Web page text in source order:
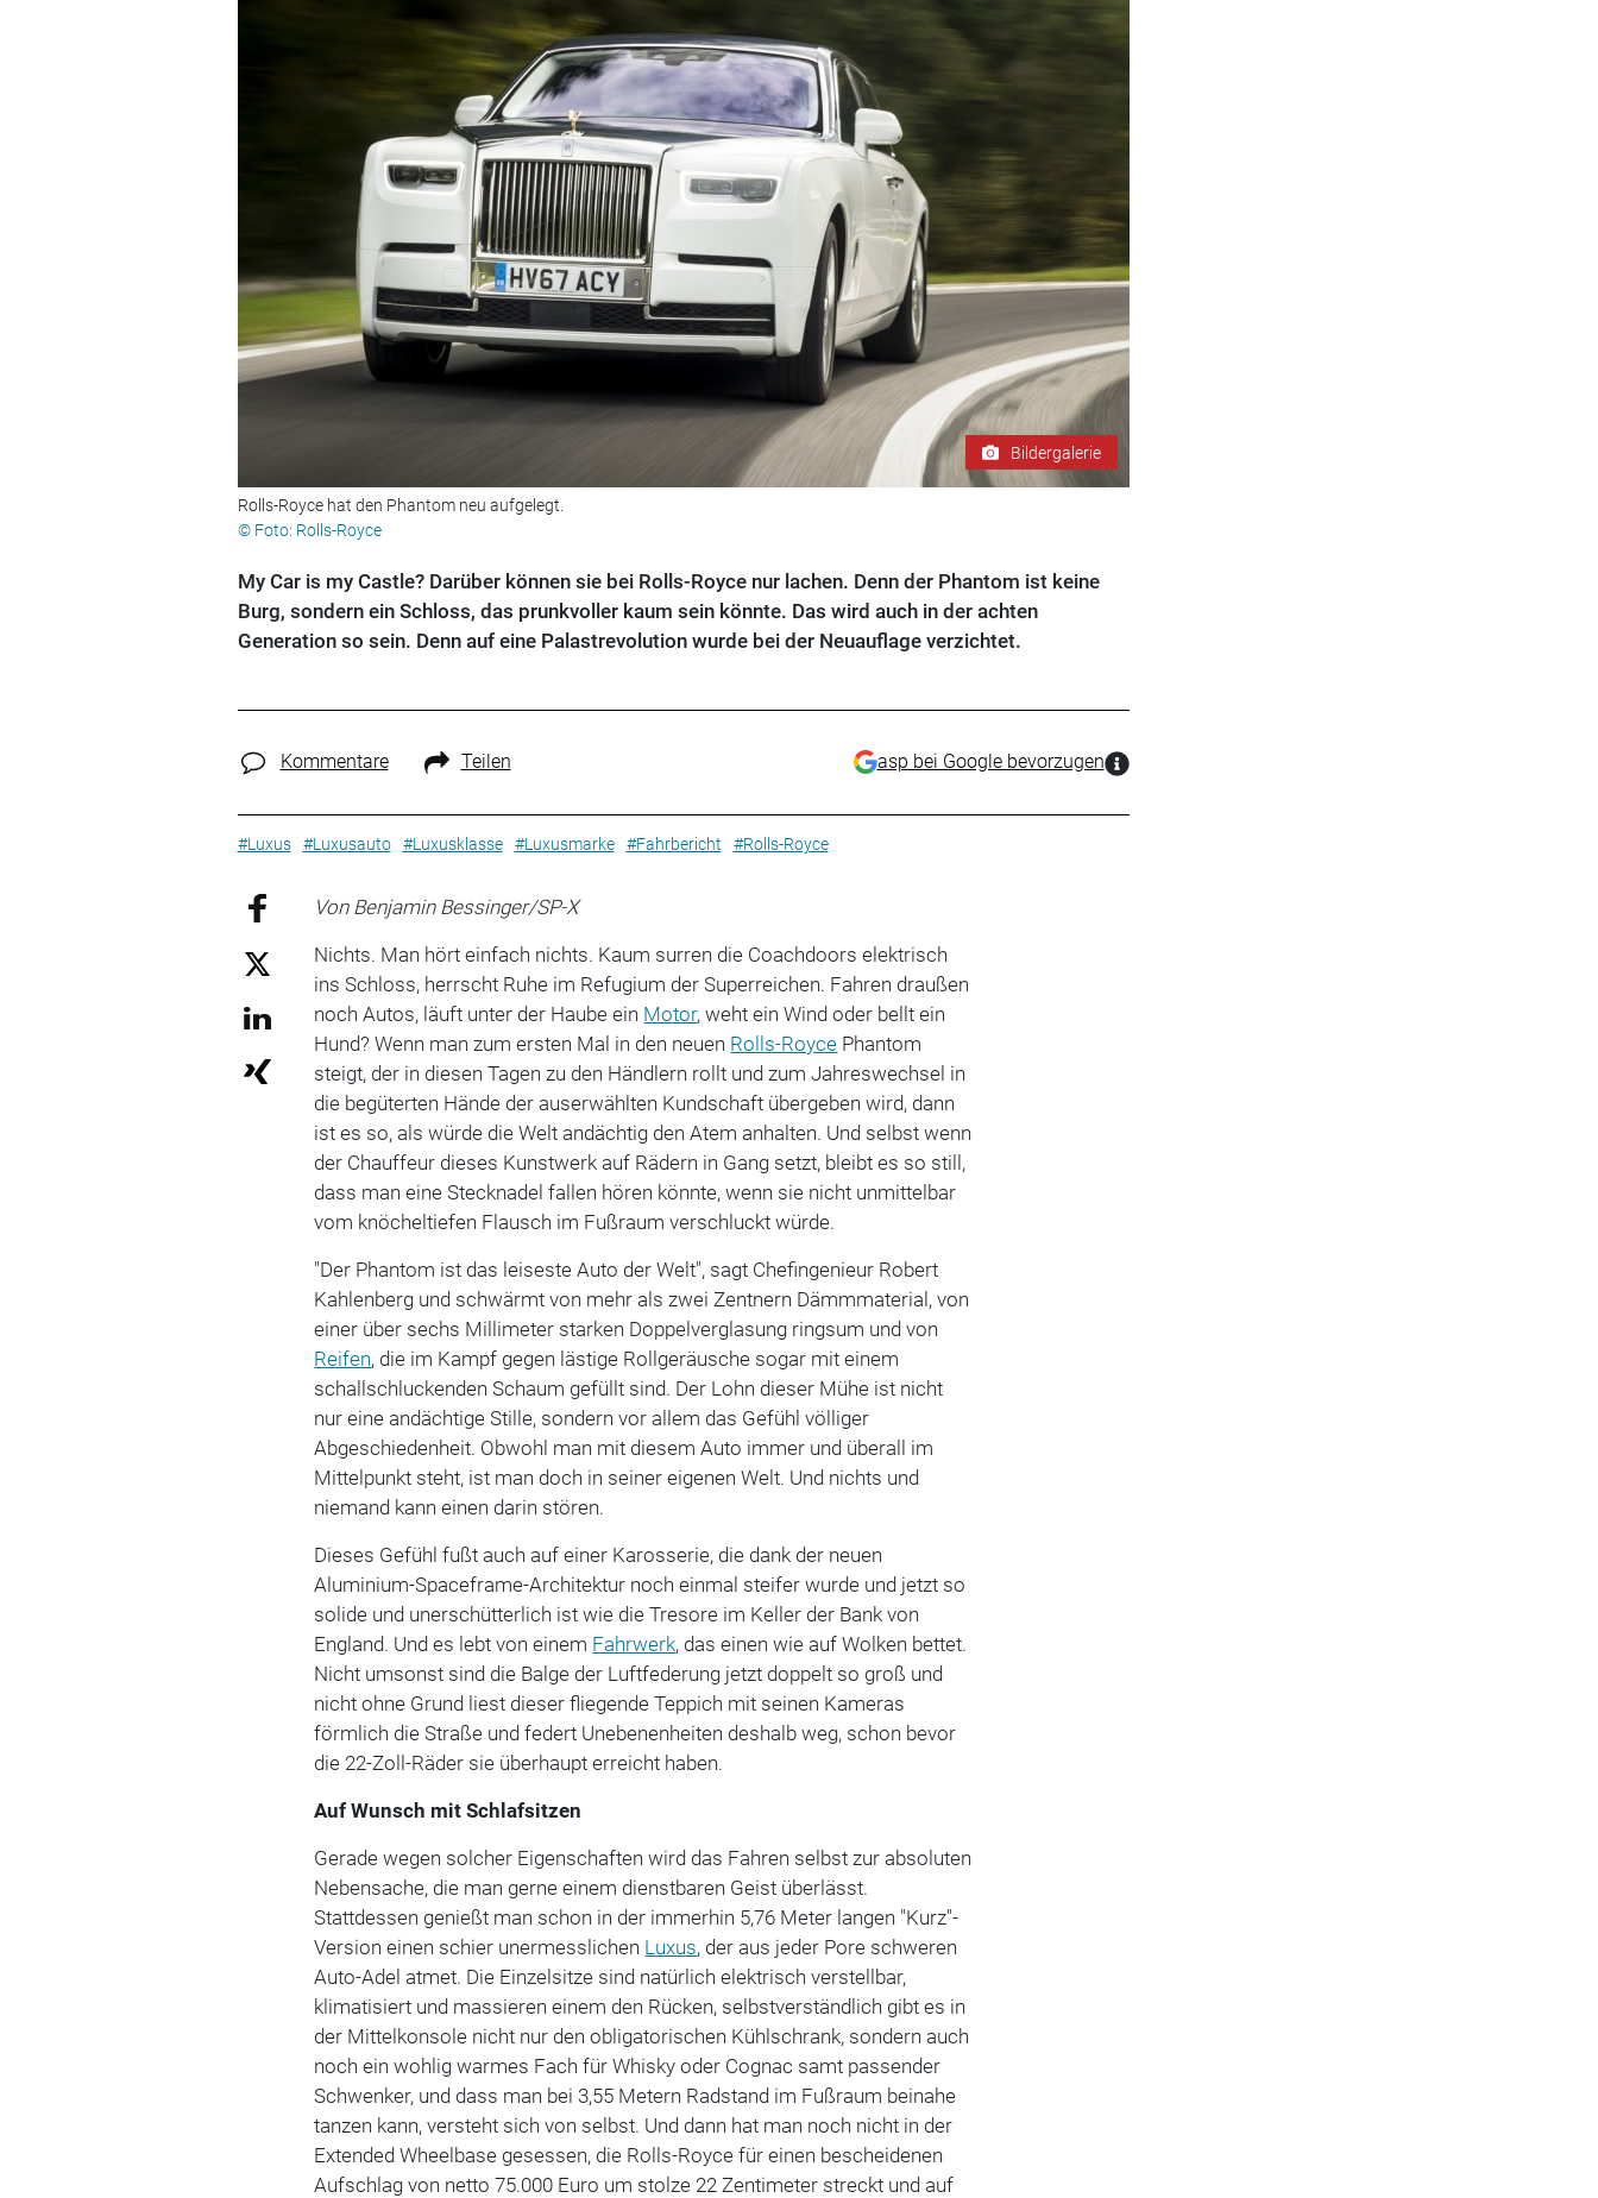
Bildergalerie
Rolls-Royce hat den Phantom neu aufgelegt.
© Foto: Rolls-Royce
My Car is my Castle? Darüber können sie bei Rolls-Royce nur lachen. Denn der Phantom ist keine
Burg, sondern ein Schloss, das prunkvoller kaum sein könnte. Das wird auch in der achten
Generation so sein. Denn auf eine Palastrevolution wurde bei der Neuauflage verzichtet.
Kommentare Teilen asp bei Google bevorzugen
#Luxus #Luxusauto #Luxusklasse #Luxusmarke #Fahrbericht #Rolls-Royce
Von Benjamin Bessinger/SP-X
Nichts. Man hört einfach nichts. Kaum surren die Coachdoors elektrisch
ins Schloss, herrscht Ruhe im Refugium der Superreichen. Fahren draußen
noch Autos, läuft unter der Haube ein Motor, weht ein Wind oder bellt ein
Hund? Wenn man zum ersten Mal in den neuen Rolls-Royce Phantom
steigt, der in diesen Tagen zu den Händlern rollt und zum Jahreswechsel in
die begüterten Hände der auserwählten Kundschaft übergeben wird, dann
ist es so, als würde die Welt andächtig den Atem anhalten. Und selbst wenn
der Chauffeur dieses Kunstwerk auf Rädern in Gang setzt, bleibt es so still,
dass man eine Stecknadel fallen hören könnte, wenn sie nicht unmittelbar
vom knöcheltiefen Flausch im Fußraum verschluckt würde.
"Der Phantom ist das leiseste Auto der Welt", sagt Chefingenieur Robert
Kahlenberg und schwärmt von mehr als zwei Zentnern Dämmmaterial, von
einer über sechs Millimeter starken Doppelverglasung ringsum und von
Reifen, die im Kampf gegen lästige Rollgeräusche sogar mit einem
schallschluckenden Schaum gefüllt sind. Der Lohn dieser Mühe ist nicht
nur eine andächtige Stille, sondern vor allem das Gefühl völliger
Abgeschiedenheit. Obwohl man mit diesem Auto immer und überall im
Mittelpunkt steht, ist man doch in seiner eigenen Welt. Und nichts und
niemand kann einen darin stören.
Dieses Gefühl fußt auch auf einer Karosserie, die dank der neuen
Aluminium-Spaceframe-Architektur noch einmal steifer wurde und jetzt so
solide und unerschütterlich ist wie die Tresore im Keller der Bank von
England. Und es lebt von einem Fahrwerk, das einen wie auf Wolken bettet.
Nicht umsonst sind die Balge der Luftfederung jetzt doppelt so groß und
nicht ohne Grund liest dieser fliegende Teppich mit seinen Kameras
förmlich die Straße und federt Unebenenheiten deshalb weg, schon bevor
die 22-Zoll-Räder sie überhaupt erreicht haben.
Auf Wunsch mit Schlafsitzen
Gerade wegen solcher Eigenschaften wird das Fahren selbst zur absoluten
Nebensache, die man gerne einem dienstbaren Geist überlässt.
Stattdessen genießt man schon in der immerhin 5,76 Meter langen "Kurz"-
Version einen schier unermesslichen Luxus, der aus jeder Pore schweren
Auto-Adel atmet. Die Einzelsitze sind natürlich elektrisch verstellbar,
klimatisiert und massieren einem den Rücken, selbstverständlich gibt es in
der Mittelkonsole nicht nur den obligatorischen Kühlschrank, sondern auch
noch ein wohlig warmes Fach für Whisky oder Cognac samt passender
Schwenker, und dass man bei 3,55 Metern Radstand im Fußraum beinahe
tanzen kann, versteht sich von selbst. Und dann hat man noch nicht in der
Extended Wheelbase gesessen, die Rolls-Royce für einen bescheidenen
Aufschlag von netto 75.000 Euro um stolze 22 Zentimeter streckt und auf